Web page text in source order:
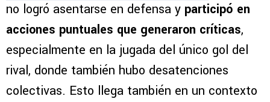
no logró asentarse en defensa y participó en
acciones puntuales que generaron críticas,
especialmente en la jugada del único gol del
rival, donde también hubo desatenciones
colectivas. Esto llega también en un contexto